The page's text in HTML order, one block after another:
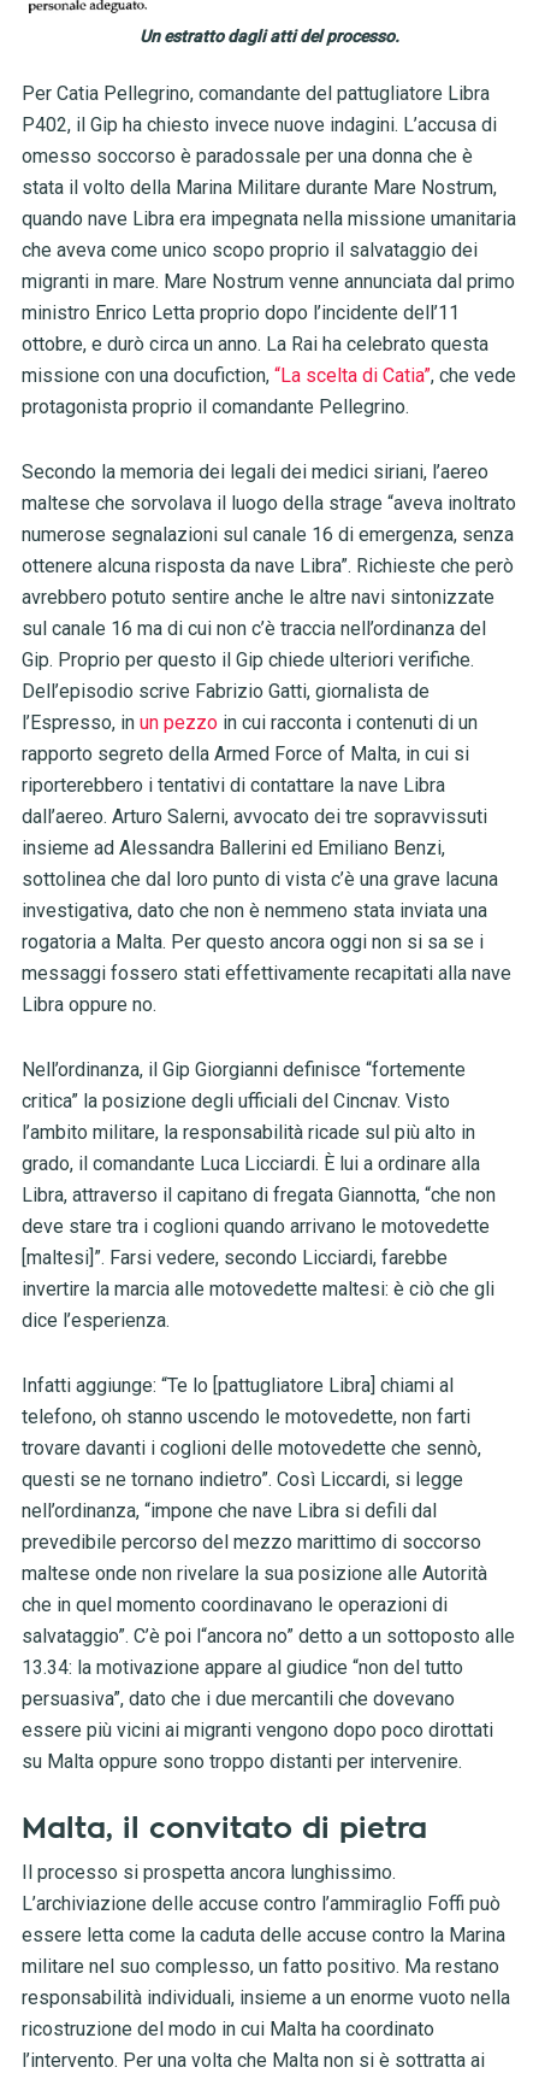
Un estratto dagli atti del processo.
Per Catia Pellegrino, comandante del pattugliatore Libra
P402, il Gip ha chiesto invece nuove indagini. L’accusa di
omesso soccorso è paradossale per una donna che è
stata il volto della Marina Militare durante Mare Nostrum,
quando nave Libra era impegnata nella missione umanitaria
che aveva come unico scopo proprio il salvataggio dei
migranti in mare. Mare Nostrum venne annunciata dal primo
ministro Enrico Letta proprio dopo l’incidente dell’11
ottobre, e durò circa un anno. La Rai ha celebrato questa
missione con una docufiction, “La scelta di Catia”, che vede
protagonista proprio il comandante Pellegrino.
Secondo la memoria dei legali dei medici siriani, l’aereo
maltese che sorvolava il luogo della strage “aveva inoltrato
numerose segnalazioni sul canale 16 di emergenza, senza
ottenere alcuna risposta da nave Libra”. Richieste che però
avrebbero potuto sentire anche le altre navi sintonizzate
sul canale 16 ma di cui non c’è traccia nell’ordinanza del
Gip. Proprio per questo il Gip chiede ulteriori verifiche.
Dell’episodio scrive Fabrizio Gatti, giornalista de
l’Espresso, in un pezzoin cui racconta i contenuti di un
rapporto segreto della Armed Force of Malta, in cui si
riporterebbero i tentativi di contattare la nave Libra
dall’aereo. Arturo Salerni, avvocato dei tre sopravvissuti
insieme ad Alessandra Ballerini ed Emiliano Benzi,
sottolinea che dal loro punto di vista c’è una grave lacuna
investigativa, dato che non è nemmeno stata inviata una
rogatoria a Malta. Per questo ancora oggi non si sa se i
messaggi fossero stati effettivamente recapitati alla nave
Libra oppure no.
Nell’ordinanza, il Gip Giorgianni definisce “fortemente
critica” la posizione degli ufficiali del Cincnav. Visto
l’ambito militare, la responsabilità ricade sul più alto in
grado, il comandante Luca Licciardi. È lui a ordinare alla
Libra, attraverso il capitano di fregata Giannotta, “che non
deve stare tra i coglioni quando arrivano le motovedette
[maltesi]”. Farsi vedere, secondo Licciardi, farebbe
invertire la marcia alle motovedette maltesi: è ciò che gli
dice l’esperienza.
Infatti aggiunge: “Te lo [pattugliatore Libra] chiami al
telefono, oh stanno uscendo le motovedette, non farti
trovare davanti i coglioni delle motovedette che sennò,
questi se ne tornano indietro”. Così Liccardi, si legge
nell’ordinanza, “impone che nave Libra si defili dal
prevedibile percorso del mezzo marittimo di soccorso
maltese onde non rivelare la sua posizione alle Autorità
che in quel momento coordinavano le operazioni di
salvataggio”. C’è poi l“ancora no” detto a un sottoposto alle
13.34: la motivazione appare al giudice “non del tutto
persuasiva”, dato che i due mercantili che dovevano
essere più vicini ai migranti vengono dopo poco dirottati
su Malta oppure sono troppo distanti per intervenire.
Malta, il convitato di pietra
Il processo si prospetta ancora lunghissimo.
L’archiviazione delle accuse contro l’ammiraglio Foffi può
essere letta come la caduta delle accuse contro la Marina
militare nel suo complesso, un fatto positivo. Ma restano
responsabilità individuali, insieme a un enorme vuoto nella
ricostruzione del modo in cui Malta ha coordinato
l’intervento. Per una volta che Malta non si è sottratta ai